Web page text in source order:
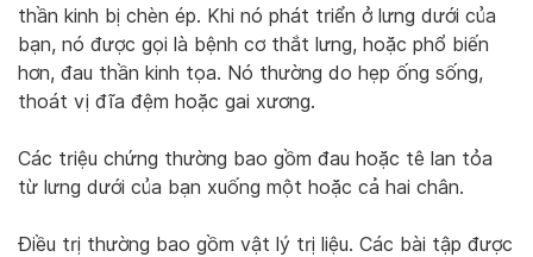
thần kinh bị chèn ép. Khi nó phát triển ở lưng dưới của
bạn, nó được gọi là bệnh cơ thắt lưng, hoặc phổ biến
hơn, đau thần kinh tọa. Nó thường do hẹp ống sống,
thoát vị đĩa đệm hoặc gai xương.
Các triệu chứng thường bao gồm đau hoặc tê lan tỏa
từ lưng dưới của bạn xuống một hoặc cả hai chân.
Điều trị thường bao gồm vật lý trị liệu. Các bài tập được